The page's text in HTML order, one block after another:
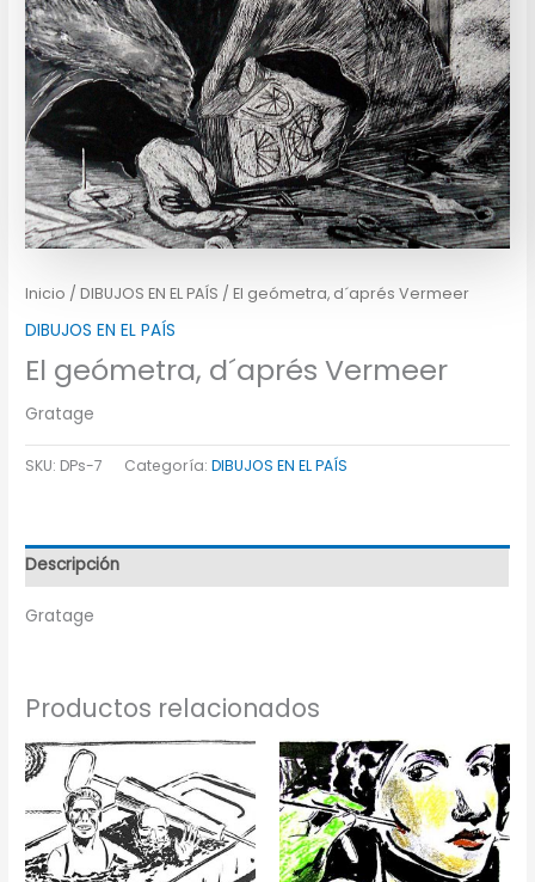
Inicio /DIBUJOS EN EL PAÍS / El geómetra, d´aprés Vermeer
DIBUJOS EN EL PAÍS
El geómetra, d´aprés Vermeer
Gratage
SKU: DPs-7 Categoría:DIBUJOS EN EL PAÍS
Descripción
Gratage
Productos relacionados